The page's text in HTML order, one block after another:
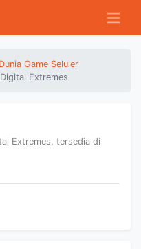
Game Seluler
Extremes
Extremes, tersedia di